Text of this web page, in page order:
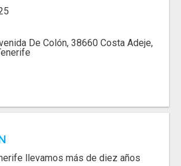
De Colón, 38660 Costa Adeje,
llevamos más de diez años